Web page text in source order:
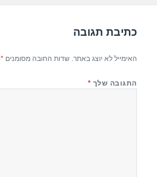
כתיבת תגובה
האימייל לא יוצג באתר. שדות החובה מסומנים*
התגובה שלך *